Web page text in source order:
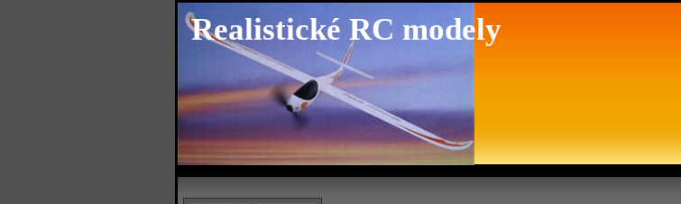
Realistické RC modely